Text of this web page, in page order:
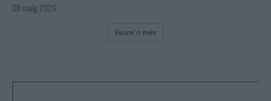
08 maig 2026
Veure'n més